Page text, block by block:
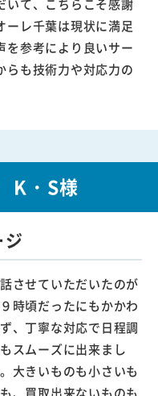
ーレ千葉は現状に満足
を参考により良いサー
らも技術力や対応力の
K・S様
させていただいたのが
時頃だったにもかかわ
、丁寧な対応で日程調
スムーズに出来まし
大きいものも小さいも
、買取出来ないものも